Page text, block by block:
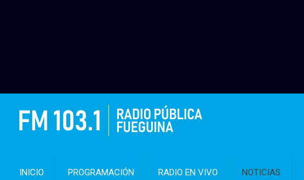
INICIO PROGRAMACIÓN RADIO EN VIVO NOTICIAS